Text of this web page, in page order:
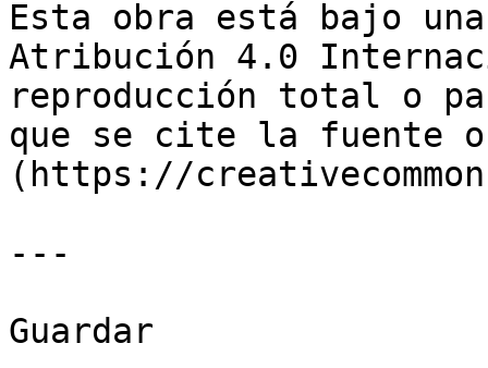
Esta obra está bajo
Atribución 4.0
reproducción total o
que se cite la fuente
(https://
---
Guardar